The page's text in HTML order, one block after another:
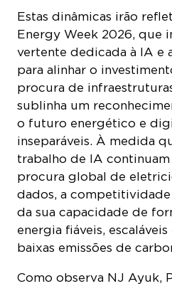
Estas dinâmicas irão
Energy Week 2026, que
vertente dedicada à IA e
para alinhar o
procura de
sublinha um
o futuro energético e
inseparáveis. À medida
trabalho de IA
procura global de
dados, a
da sua capacidade de
energia fiáveis,
baixas emissões de
Como observa NJ Ayuk,